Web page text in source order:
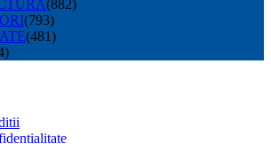
(882)
(793)
(481)